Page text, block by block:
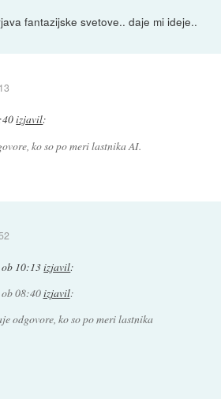
fantazijske svetove.. daje mi ideje..
izjavil:
ko so po meri lastnika AI.
10:13izjavil:
08:40izjavil:
odgovore, ko so po meri lastnika